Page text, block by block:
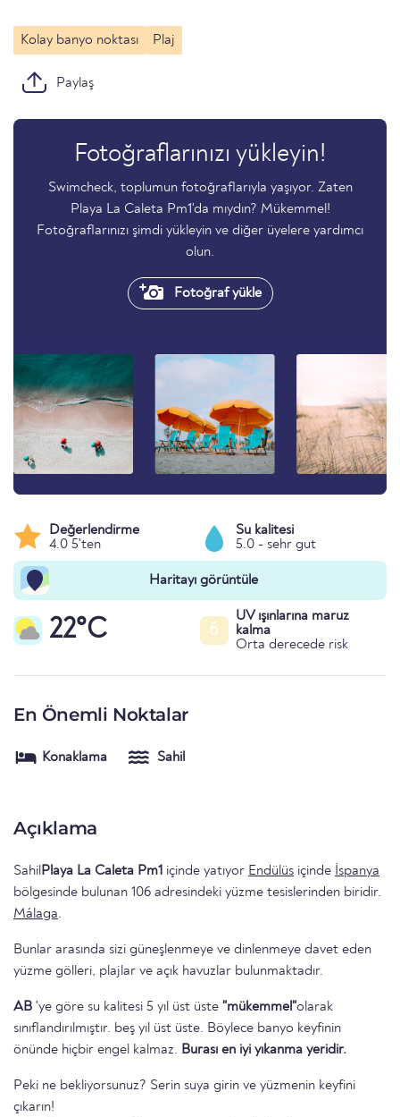
Kolay banyo noktası Plaj
Paylaş
Fotoğraflarınızı yükleyin!
Swimcheck, toplumun fotoğraflarıyla yaşıyor. Zaten
Playa La Caleta Pm1'da mıydın? Mükemmel!
Fotoğraflarınızı şimdi yükleyin ve diğer üyelere yardımcı
olun.
Fotoğraf yükle
Değerlendirme
4.0 5'ten
Su kalitesi
5.0 - sehr gut
Haritayı görüntüle
22°C 6
UV ışınlarına maruz
kalma
Orta derecede risk
En Önemli Noktalar
Konaklama Sahil
Açıklama
Sahil Playa La Caleta Pm1 içinde yatıyor Endülüs içinde İspanya
bölgesinde bulunan 106 adresindeki yüzme tesislerinden biridir.
Málaga.
Bunlar arasında sizi güneşlenmeye ve dinlenmeye davet eden
yüzme gölleri, plajlar ve açık havuzlar bulunmaktadır.
AB 'ye göre su kalitesi 5 yıl üst üste "mükemmel"olarak
sınıflandırılmıştır. beş yıl üst üste. Böylece banyo keyfinin
önünde hiçbir engel kalmaz. Burası en iyi yıkanma yeridir.
Peki ne bekliyorsunuz? Serin suya girin ve yüzmenin keyfini
çıkarın!